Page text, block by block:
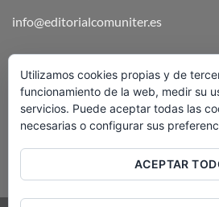
info@editorialcomuniter.es
ENVÍOS Y DEVOLUCIONES
Utilizamos cookies propias y de
funcionamiento de la web, medir su
servicios. Puede aceptar todas las
necesarias o configurar sus
ACEPTAR